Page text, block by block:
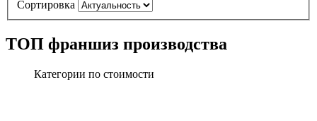
Сортировка
ТОП франшиз производства
Категории по стоимости